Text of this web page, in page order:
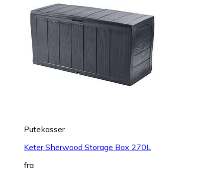
Putekasser
Keter Sherwood Storage Box 270L
fra